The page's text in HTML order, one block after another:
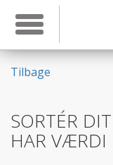
Toggle navigation
Tilbage
SORTÉR
HAR VÆRDI